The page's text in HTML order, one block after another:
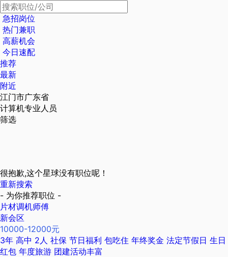
急招岗位
热门兼职
高薪机会
今日速配
推荐
最新
附近
江门市广东省
计算机专业人员
筛选
很抱歉,这个星球没有职位呢！
重新搜索
- 为你推荐职位 -
片材调机师傅
新会区
10000-12000元
3年 高中 2人 社保 节日福利 包吃住 年终奖金 法定节假日 生日
红包 年度旅游 团建活动丰富